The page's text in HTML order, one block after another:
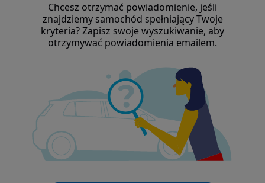
Chcesz otrzymać powiadomienie, jeśli
znajdziemy samochód spełniający Twoje
kryteria? Zapisz swoje wyszukiwanie, aby
otrzymywać powiadomienia emailem.